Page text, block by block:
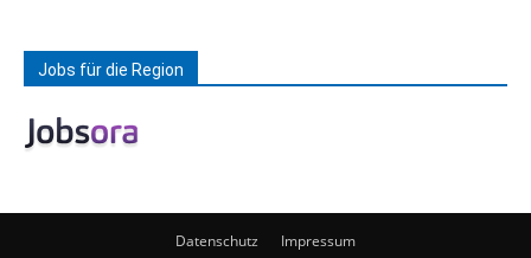
Jobs für die Region
Datenschutz Impressum